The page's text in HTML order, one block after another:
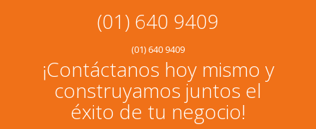
(01) 640 9409
(01) 640 9409
¡Contáctanos hoy mismo y
construyamos juntos el
éxito de tu negocio!